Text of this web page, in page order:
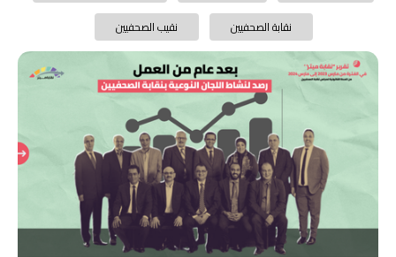
نقابة الصحفيين
نقيب الصحفيين